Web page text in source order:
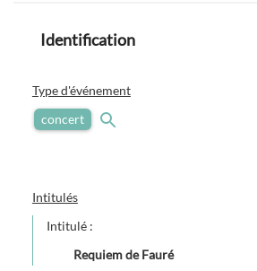
Identification
Type d'événement
concert
Intitulés
Intitulé :
Requiem de Fauré